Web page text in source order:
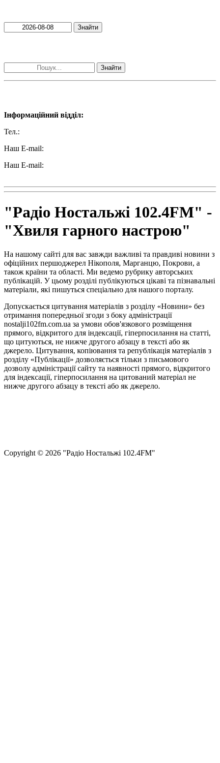
Знайти
Знайти
Інформаційний відділ:
Тел.:
Наш E-mail:
Наш E-mail:
"Радіо Ностальжі 102.4FM" -
"Хвиля гарного настрою"
На нашому сайті для вас завжди важливі та правдиві новини з
офіційних першоджерел Нікополя, Марганцю, Покрови, а
також країни та області. Ми ведемо рубрику авторських
публікацій. У цьому розділі публікуються цікаві та пізнавальні
матеріали, які пишуться спеціально для нашого порталу.
Допускається цитування матеріалів з розділу «Новини» без
отримання попередньої згоди з боку адміністрації
nostalji102fm.com.ua за умови обов'язкового розміщення
прямого, відкритого для індексації, гіперпосилання на статті,
що цитуються, не нижче другого абзацу в тексті або як
джерело. Цитування, копіювання та републікація матеріалів з
розділу «Публікації» дозволяється тільки з письмового
дозволу адміністрації сайту та наявності прямого, відкритого
для індексації, гіперпосилання на цитований матеріал не
нижче другого абзацу в тексті або як джерело.
Сopyright © 2026 "Радіо Ностальжі 102.4FM"